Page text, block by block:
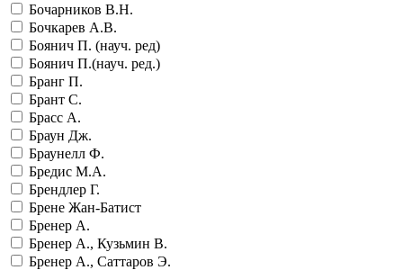
Бочарников В.Н.
Бочкарев А.В.
Боянич П. (науч. ред)
Боянич П.(науч. ред.)
Бранг П.
Брант С.
Брасс А.
Браун Дж.
Браунелл Ф.
Бредис М.А.
Брендлер Г.
Брене Жан-Батист
Бренер А.
Бренер А., Кузьмин В.
Бренер А., Саттаров Э.